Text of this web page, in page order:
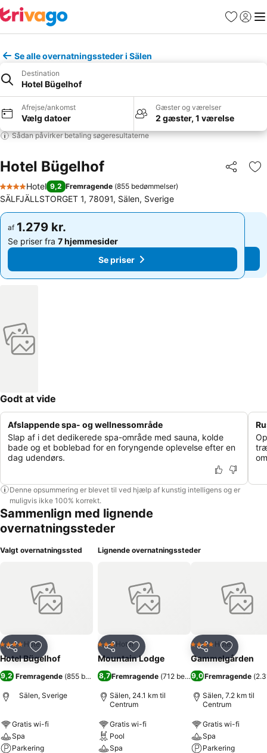
Favoritter
Log ind
Se alle overnatningssteder i Sälen
Destination
Hotel Bügelhof
Afrejse/ankomst
Vælg datoer
Gæster og værelser
2 gæster, 1 værelse
Sådan påvirker betaling søgeresultaterne
Hotel Bügelhof Del
4 Stjerner
Hotel 9,2 Fremragende (855 bedømmelser)
SÄLFJÄLLSTORGET 1, 78091, Sälen, Sverige
af 1.279 kr.
Se priser fra 7 hjemmesider
Se priser
af 1.279 kr.
Se priser fra 7 hjemmesider
Se priser
Godt at vide
Afslappende spa- og wellnessområde
Slap af i det dedikerede spa-område med sauna, kolde
bade og et boblebad for en foryngende oplevelse efter en
dag udendørs.
Denne opsummering er blevet til ved hjælp af kunstig intelligens og er
muligvis ikke 100% korrekt.
Sammenlign med lignende
overnatningssteder
Valgt overnatningssted
Del Føj til favoritter
4 StjernerHotel
Hotel Bügelhof
9,2 Fremragende (855 bedømmelser)
Sälen, Sverige
Gratis wi-fi
Spa
Parkering
Lignende overnatningssteder
Del Føj til favoritter
3 Stjerner
Hotel
Mountain Lodge
8,7Fremragende (712 bedømmelser)
Sälen, 24.1 km til
Centrum
Gratis wi-fi
Pool
Spa
Del Føj til
4 StjernerHotel
Gammelgården
9,0Fremragende (
Sälen, 7.2 km til
Centrum
Gratis wi-fi
Spa
Parkering